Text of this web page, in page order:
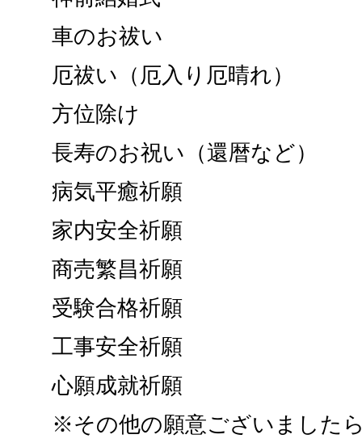
車のお祓い
厄祓い（厄入り厄晴れ）
方位除け
長寿のお祝い（還暦など）
病気平癒祈願
家内安全祈願
商売繁昌祈願
受験合格祈願
工事安全祈願
心願成就祈願
※その他の願意ございました